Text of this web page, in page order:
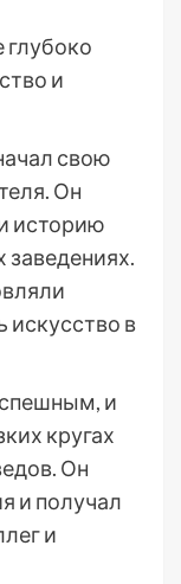
глубоко
и
свою
Он
историю
заведениях.
искусство в
и
кругах
Он
и получал
и